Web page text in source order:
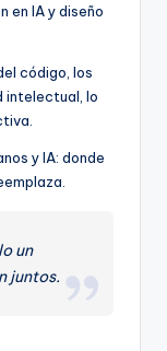
en IA y diseño
código, los
intelectual, lo
y IA: donde
un
juntos.